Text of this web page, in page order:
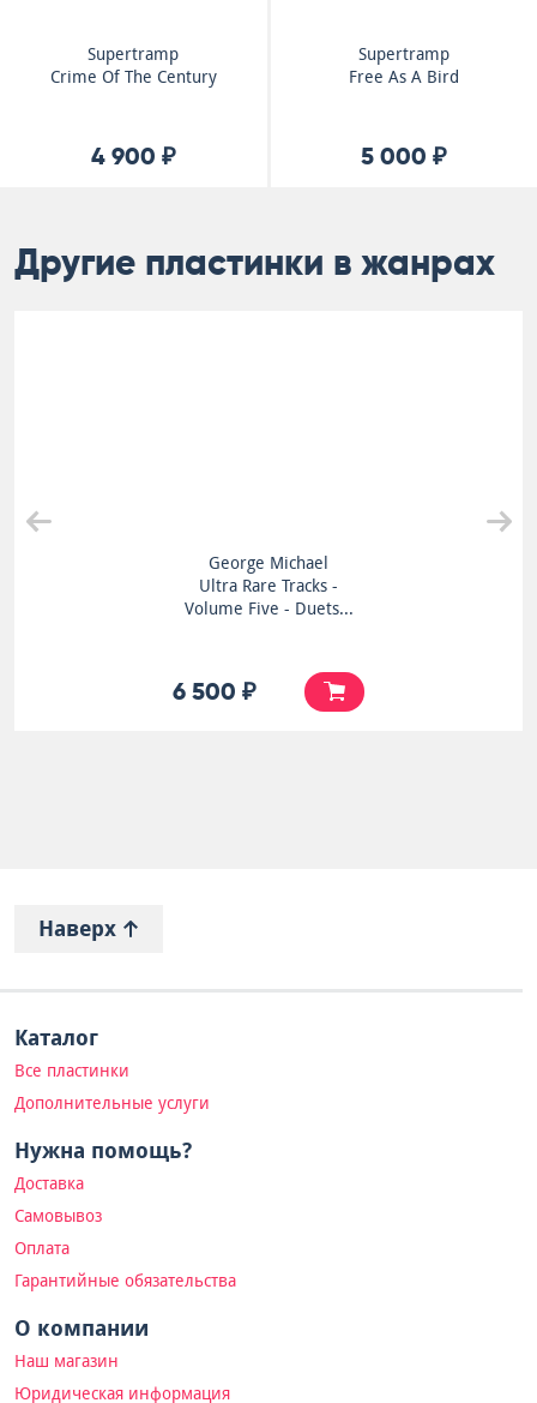
Supertramp
Crime Of The Century
4 900 ₽
Supertramp
Free As A Bird
5 000 ₽
Другие пластинки в жанрах
George Michael
Ultra Rare Tracks -
Volume Five - Duets...
6 500 ₽
Наверх
Каталог
Все пластинки
Дополнительные услуги
Нужна помощь?
Доставка
Самовывоз
Оплата
Гарантийные обязательства
О компании
Наш магазин
Юридическая информация